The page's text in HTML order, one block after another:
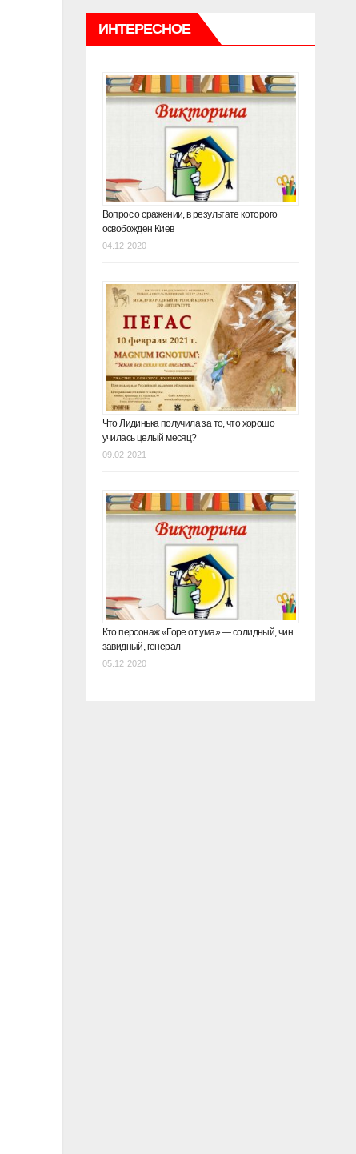
ИНТЕРЕСНОЕ
Вопрос о сражении, в результате которого
освобожден Киев
04.12.2020
Что Лидинька получила за то, что хорошо
училась целый месяц?
09.02.2021
Кто персонаж «Горе от ума» — солидный, чин
завидный, генерал
05.12.2020